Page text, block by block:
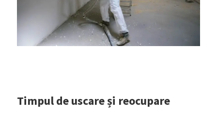
Timpul de uscare și reocupare